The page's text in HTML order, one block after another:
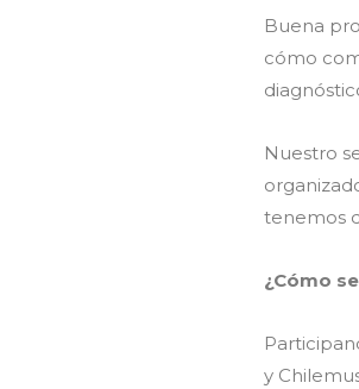
Buena
cómo
Nuestro
tenemos
¿Cómo
y